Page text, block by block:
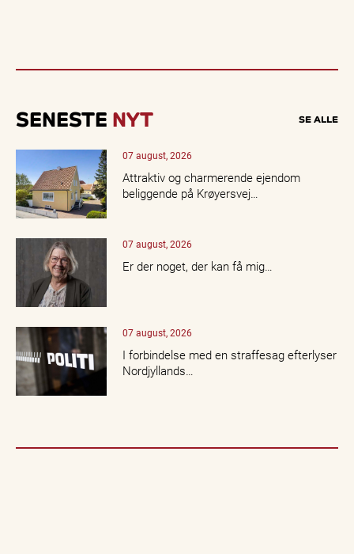
SENESTE NYT SE ALLE
07 august, 2026
Attraktiv og charmerende ejendom
beliggende på Krøyersvej…
07 august, 2026
Er der noget, der kan få mig…
07 august, 2026
I forbindelse med en straffesag efterlyser
Nordjyllands…